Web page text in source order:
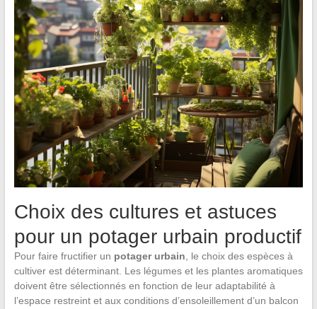
Choix des cultures et astuces
pour un potager urbain productif
Pour faire fructifier un potager urbain, le choix des espèces à
cultiver est déterminant. Les légumes et les plantes aromatiques
doivent être sélectionnés en fonction de leur adaptabilité à
l’espace restreint et aux conditions d’ensoleillement d’un balcon